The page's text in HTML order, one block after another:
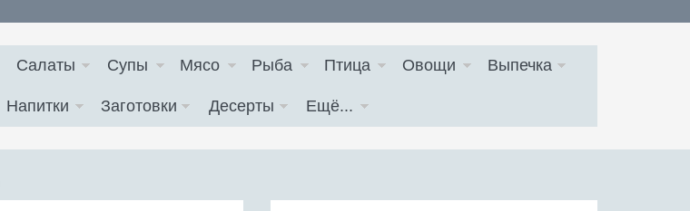
Салаты Супы Мясо Рыба Птица Овощи Выпечка
Напитки Заготовки Десерты Ещё...